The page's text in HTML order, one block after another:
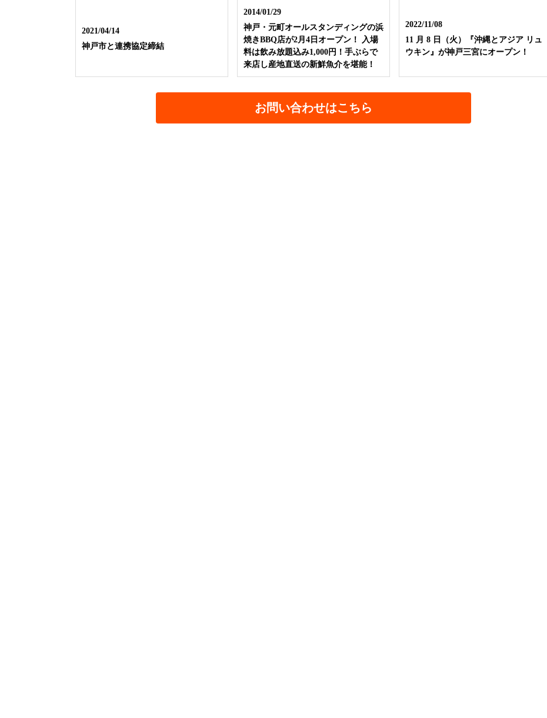
2021/04/14
神戸市と連携協定締結
2014/01/29
神戸・元町オールスタンディングの浜
焼きBBQ店が2月4日オープン！ 入場
料は飲み放題込み1,000円！手ぶらで
来店し産地直送の新鮮魚介を堪能！
2022/11/08
11 月 8 日（火）『沖縄とアジア リュ
ウキン』が神戸三宮にオープン！
お問い合わせはこちら